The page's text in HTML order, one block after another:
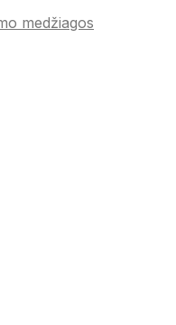
medžiagos